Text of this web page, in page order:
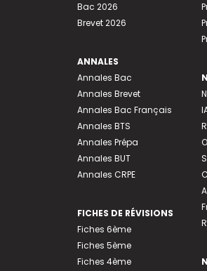
Bac 2026
Brevet 2026
ANNALES
Annales Bac
Annales Brevet
Annales Bac Français
Annales BTS
Annales Prépa
Annales BUT
Annales CRPE
FICHES DE RÉVISIONS
Fiches 6ème
Fiches 5ème
Fiches 4ème